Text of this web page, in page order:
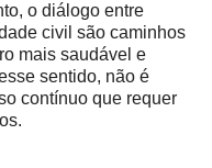
o diálogo entre
civil são caminhos
mais saudável e
sentido, não é
contínuo que requer